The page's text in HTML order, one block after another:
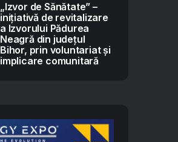
„Izvor de Sănătate” –
inițiativă de revitalizare
a Izvorului Pădurea
Neagră din județul
Bihor, prin voluntariat și
implicare comunitară